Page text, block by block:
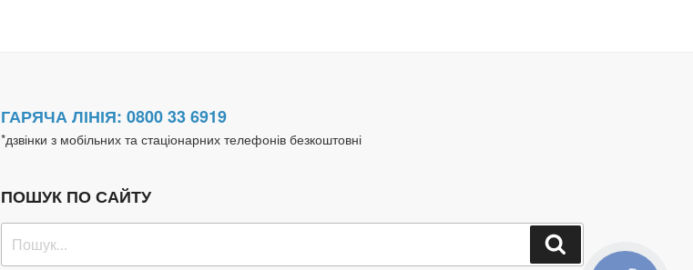
ГАРЯЧА ЛІНІЯ: 0800 33 6919
*дзвінки з мобільних та стаціонарних телефонів безкоштовні
ПОШУК ПО САЙТУ
за